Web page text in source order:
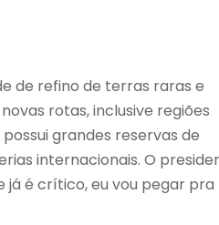
de refino de terras raras e
rotas, inclusive regiões
grandes reservas de
internacionais. O
já é crítico, eu vou pegar pra